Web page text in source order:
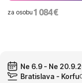
za osobu 1 084 €
Ne 6.9 - Ne
Bratislava - Korfu